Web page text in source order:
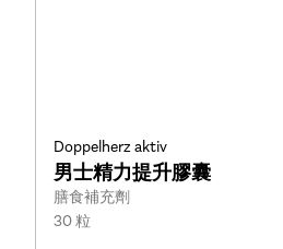
Doppelherz aktiv
男士精力提升膠囊
Type:
膳食補充劑
Size:
30 粒